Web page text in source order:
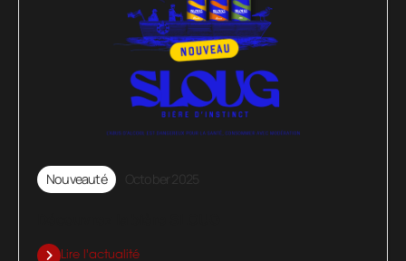
Nouveauté October 2025
Lire l'actualité